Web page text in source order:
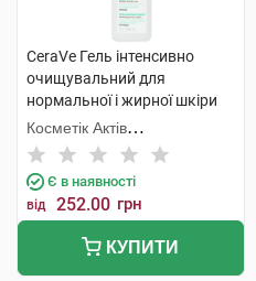
CeraVe Гель інтенсивно
очищувальний для
нормальної і жирної шкіри
обличчя та тіла 88 мл 1
флакон
Косметік Актів
Інтернаціональ
Є в наявності
від 252.00 грн
КУПИТИ